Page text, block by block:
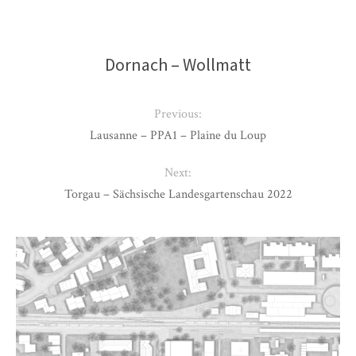
Dornach – Wollmatt
Previous:
Lausanne – PPA1 – Plaine du Loup
Next:
Torgau – Sächsische Landesgartenschau 2022